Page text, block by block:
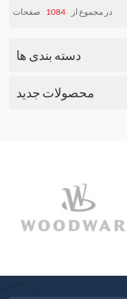
در مجموع از 1084 صفحات
دسته بندی ها
محصولات جدید